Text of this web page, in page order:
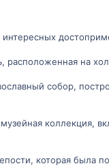
расположенная на
собор,
коллекция,
которая была